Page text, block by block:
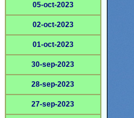
05-oct-2023
02-oct-2023
01-oct-2023
30-sep-2023
28-sep-2023
27-sep-2023